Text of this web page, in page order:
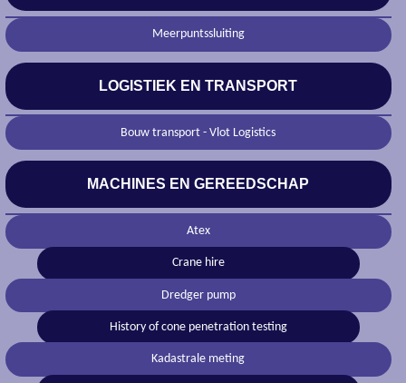
Meerpuntssluiting
LOGISTIEK EN TRANSPORT
Bouw transport - Vlot Logistics
MACHINES EN GEREEDSCHAP
Atex
Crane hire
Dredger pump
History of cone penetration testing
Kadastrale meting